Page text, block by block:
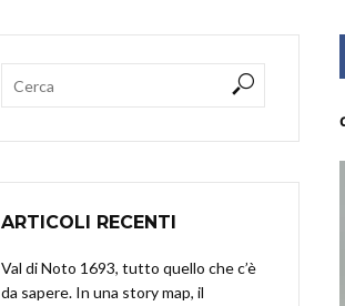
ARTICOLI RECENTI
Val di Noto 1693, tutto quello che c’è
da sapere. In una story map, il